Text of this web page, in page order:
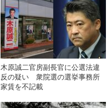
木原誠二官房副長官に公選法違
反の疑い 衆院選の選挙事務所
家賃を不記載